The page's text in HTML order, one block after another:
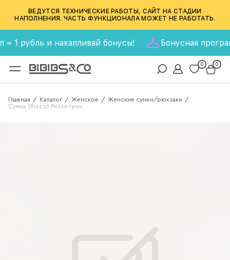
ВЕДУТСЯ ТЕХНИЧЕСКИЕ РАБОТЫ, САЙТ НА СТАДИИ
НАПОЛНЕНИЯ. ЧАСТЬ ФУНКЦИОНАЛА МОЖЕТ НЕ РАБОТАТЬ.
и накапливай бонусы! Бонусная
0 0
Главная / Каталог / Женское / Женские сумки/рюкзаки /
Сумка {Rizzo} Риззо грис